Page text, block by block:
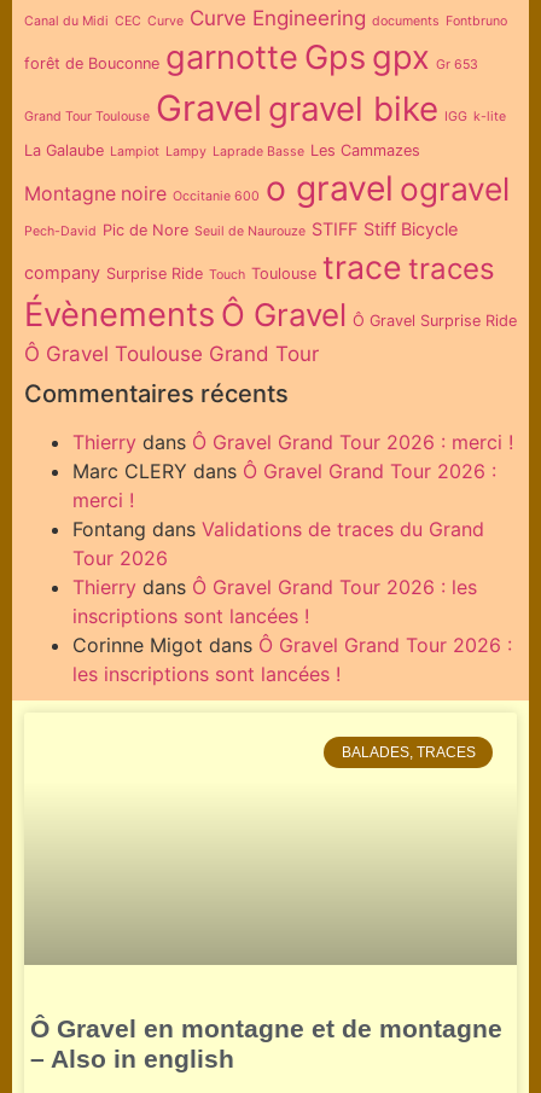
Canal du Midi CEC Curve Curve Engineering documents Fontbruno
forêt de Bouconne garnotte Gps gpx Gr 653
Grand Tour Toulouse Gravel gravel bike IGG k-lite
La Galaube Lampiot Lampy Laprade Basse Les Cammazes
Montagne noire Occitanie 600 o gravel ogravel
Pech-David Pic de Nore Seuil de Naurouze STIFF Stiff Bicycle
company Surprise Ride Touch Toulouse trace traces
Évènements Ô Gravel Ô Gravel Surprise Ride
Ô Gravel Toulouse Grand Tour
Commentaires récents
Thierry dans Ô Gravel Grand Tour 2026 : merci !
Marc CLERY dans Ô Gravel Grand Tour 2026 :
merci !
Fontang dans Validations de traces du Grand
Tour 2026
Thierry dans Ô Gravel Grand Tour 2026 : les
inscriptions sont lancées !
Corinne Migot dans Ô Gravel Grand Tour 2026 :
les inscriptions sont lancées !
BALADES, TRACES
Ô Gravel en montagne et de montagne
– Also in english